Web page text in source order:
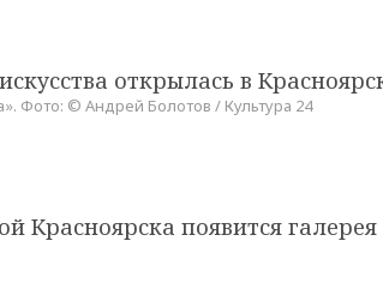
открылась в
Фото: © Андрей Болотов / Культура 24
Красноярска появится галерея